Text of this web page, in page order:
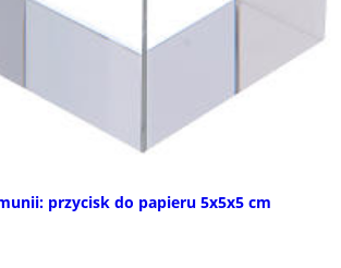
przycisk do papieru 5x5x5 cm